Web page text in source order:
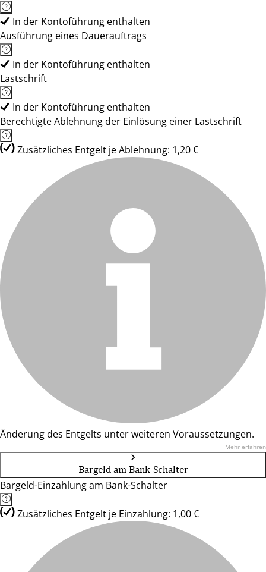
In der Kontoführung enthalten
Ausführung eines Dauerauftrags
In der Kontoführung enthalten
Lastschrift
In der Kontoführung enthalten
Berechtigte Ablehnung der Einlösung einer Lastschrift
Zusätzliches Entgelt je Ablehnung: 1,20 €
Änderung des Entgelts unter weiteren Voraussetzungen.
Mehr erfahren
Bargeld am Bank-Schalter
Bargeld-Einzahlung am Bank-Schalter
Zusätzliches Entgelt je Einzahlung: 1,00 €